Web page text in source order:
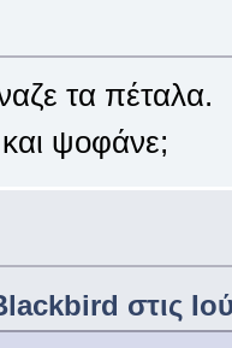
τα πέταλα.
ψοφάνε;
στις